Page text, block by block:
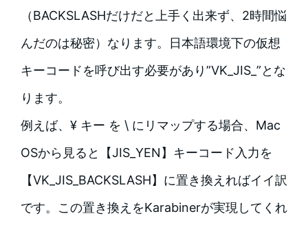
（BACKSLASHだけだと上手く出来ず、2時間悩
んだのは秘密）なります。日本語環境下の仮想
キーコードを呼び出す必要があり”VK_JIS_”とな
ります。
例えば、¥ キー を \ にリマップする場合、Mac
OSから見ると【JIS_YEN】キーコード入力を
【VK_JIS_BACKSLASH】に置き換えればイイ訳
です。この置き換えをKarabinerが実現してくれ